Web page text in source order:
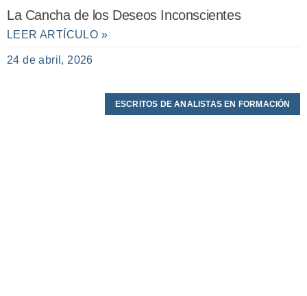
La Cancha de los Deseos Inconscientes
LEER ARTÍCULO »
24 de abril, 2026
ESCRITOS DE ANALISTAS EN FORMACIÓN